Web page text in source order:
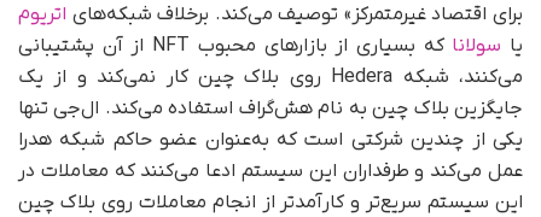
برای اقتصاد غیرمتمرکز» توصیف می‌کند. برخلاف شبکه‌های اتریوم
یا سولانا
که بسیاری از بازارهای محبوب NFT از آن پشتیبانی
می‌کنند، شبکه Hedera روی بلاک چین کار نمی‌کند و از یک
جایگزین بلاک چین به نام هش‌گراف استفاده می‌کند. ال‌جی تنها
یکی از چندین شرکتی است که به‌عنوان عضو حاکم شبکه هدرا
عمل می‌کند و طرفداران این سیستم ادعا می‌کنند که معاملات در
این سیستم سریع‌تر و کارآمدتر از انجام معاملات روی بلاک چین